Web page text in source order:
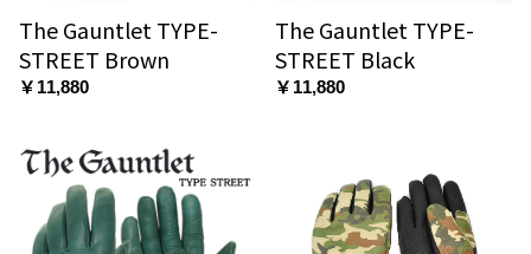
The Gauntlet TYPE-
STREET Brown
￥11,880
The Gauntlet TYPE-
STREET Black
￥11,880